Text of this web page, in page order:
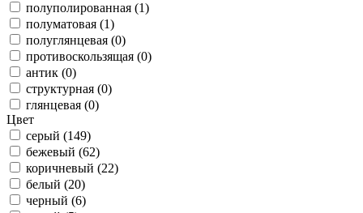
полуполированная (1)
полуматовая (1)
полуглянцевая (0)
противоскользящая (0)
антик (0)
структурная (0)
глянцевая (0)
Цвет
серый (149)
бежевый (62)
коричневый (22)
белый (20)
черный (6)